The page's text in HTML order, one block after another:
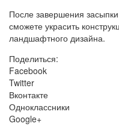
После завершения
сможете украсить
ландшафтного дизайна.
Поделиться:
Facebook
Twitter
Вконтакте
Одноклассники
Google+